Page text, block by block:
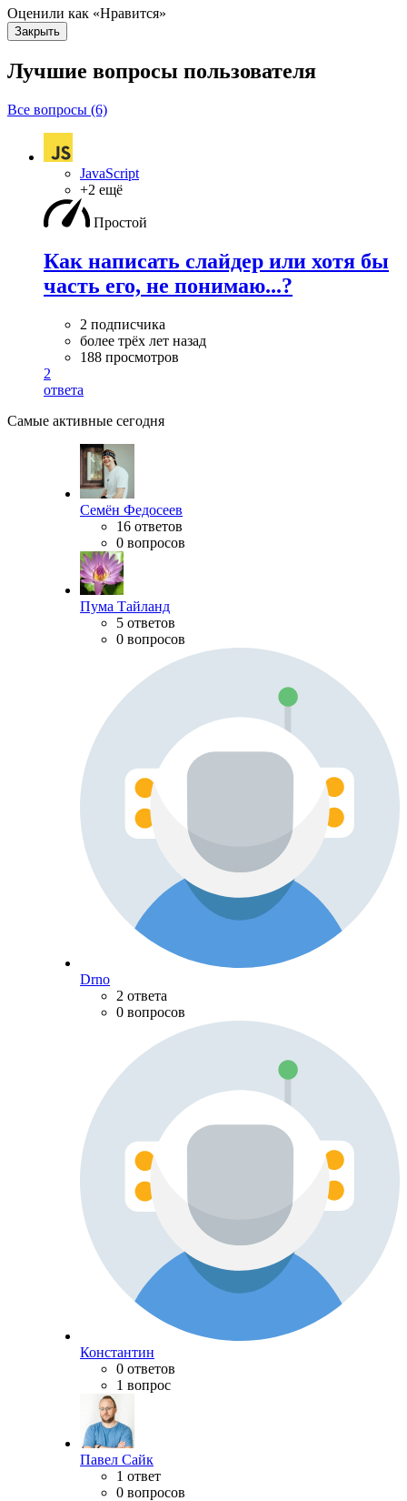
Оценили как «Нравится»
Закрыть
Лучшие вопросы пользователя
Все вопросы (6)
JavaScript
+2 ещё
Простой
Как написать слайдер или хотя бы
часть его, не понимаю...?
2 подписчика
более трёх лет назад
188 просмотров
2
ответа
Самые активные сегодня
Семён Федосеев
16 ответов
0 вопросов
Пума Тайланд
5 ответов
0 вопросов
Drno
2 ответа
0 вопросов
Константин
0 ответов
1 вопрос
Павел Сайк
1 ответ
0 вопросов